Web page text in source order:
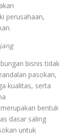
perusahaan,
bisnis tidak
pasokan,
kualitas, serta
bentuk
dasar saling
untuk